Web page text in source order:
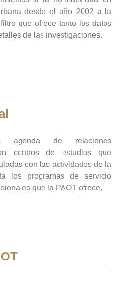
desde el año 2002 a la
que ofrece tanto los datos
de las investigaciones.
agenda de relaciones
centros de estudios que
con las actividades de la
los programas de servicio
que la PAOT ofrece.